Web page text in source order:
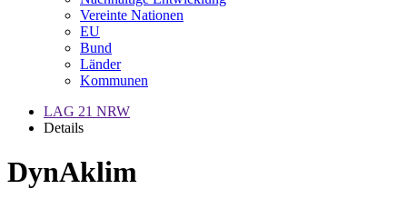
Vereinte Nationen
EU
Bund
Länder
Kommunen
LAG 21 NRW
Details
DynAklim